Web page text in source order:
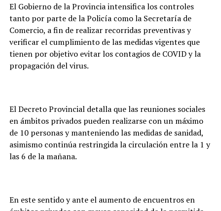
El Gobierno de la Provincia intensifica los controles
tanto por parte de la Policía como la Secretaría de
Comercio, a fin de realizar recorridas preventivas y
verificar el cumplimiento de las medidas vigentes que
tienen por objetivo evitar los contagios de COVID y la
propagación del virus.
El Decreto Provincial detalla que las reuniones sociales
en ámbitos privados pueden realizarse con un máximo
de 10 personas y manteniendo las medidas de sanidad,
asimismo continúa restringida la circulación entre la 1 y
las 6 de la mañana.
En este sentido y ante el aumento de encuentros en